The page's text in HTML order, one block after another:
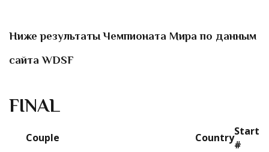
Ниже результаты Чемпионата Мира по данным
сайта WDSF
FINAL
Couple CountryStart
#